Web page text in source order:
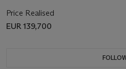
Price Realised
EUR 139,700